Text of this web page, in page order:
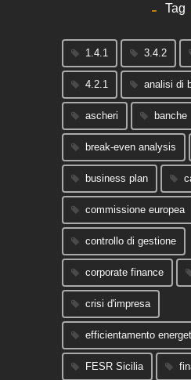
Tag
1.4.1 3.4.2
4.2.1 analisi di
ascheri banche
break-even analysis
business plan
commissione europea
controllo di gestione
corporate finance
crisi d'impresa
efficientamento
FESR Sicilia